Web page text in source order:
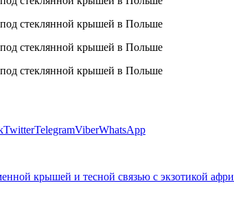
TwitterTelegramViberWhatsApp
крышей и тесной связью с экзотикой